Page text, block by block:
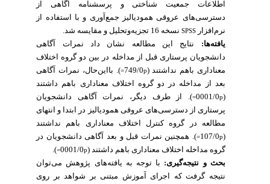
اطلاعات جمعیت شناختی و پرسشنامه آگاهی از
دسترسی‌های عروقی همودیالیز جمع‌آوری و با استفاده از
نرم‌افزار
SPSSنسخه 16 تجزیه‌وتحلیل و مقایسه شد.
یافته‌ها: نتایج این مطالعه نشان داد نمرات آگاهی
دانشجویان پرستاری قبل از مداخله در بین دو گروه اختلاف
معناداری باهم نداشتند (749/0p=
). بااین‌حال، نمرات آگاهی
بعد از مداخله در دو گروه اختلاف معناداری باهم داشتند
). از طرف دیگر، نمرات آگاهی دانشجویان
پرستاری از دسترسی‌های عروقی همودیالیز در ابتدا و انتهای
مطالعه در گروه کنترل اختلاف معناداری باهم نداشتند
). همچنین نمرات قبل و بعد آگاهی دانشجویان در
گروه مداخله اختلاف معناداری باهم داشتند (0001/0p=
).
بحث و نتیجه‌گیری:با توجه به یافته‌های پژوهش می‌توان
نتیجه گرفت که اجرای آموزش مبتنی بر شواهد بر روی